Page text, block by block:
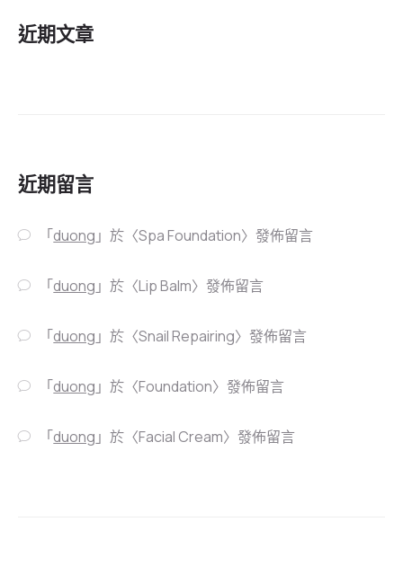
近期文章
近期留言
「duong 」於〈Spa Foundation〉發佈留言
「duong 」於〈Lip Balm〉發佈留言
「duong 」於〈Snail Repairing〉發佈留言
「duong 」於〈Foundation〉發佈留言
「duong 」於〈Facial Cream〉發佈留言